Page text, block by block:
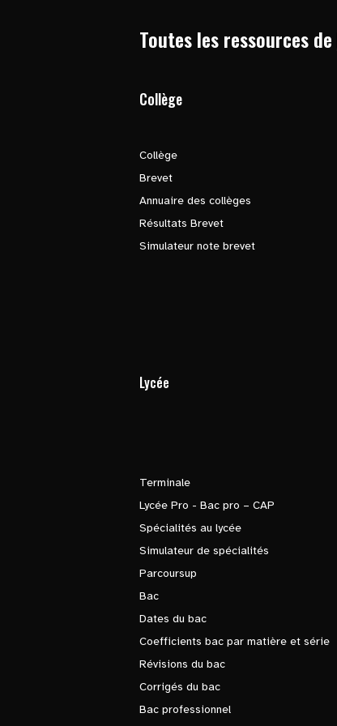
Toutes les ressources de
Collège
Collège
Brevet
Annuaire des collèges
Résultats Brevet
Simulateur note brevet
Lycée
Terminale
Lycée Pro - Bac pro – CAP
Spécialités au lycée
Simulateur de spécialités
Parcoursup
Bac
Dates du bac
Coefficients bac par matière et série
Révisions du bac
Corrigés du bac
Bac professionnel